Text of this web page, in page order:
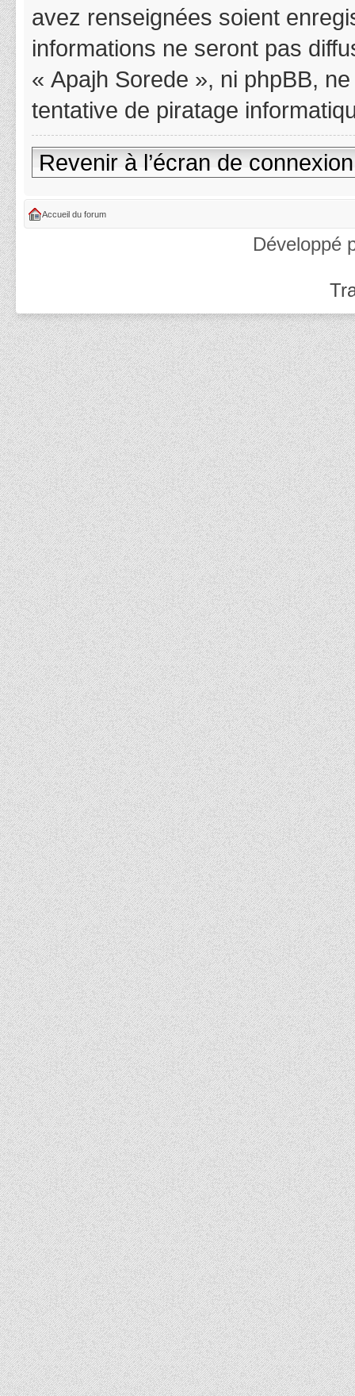
avez renseignées soient
informations ne seront pas
« Apajh Sorede », ni phpBB,
tentative de piratage
Revenir à l’écran de connexion
Accueil du forum
Développé